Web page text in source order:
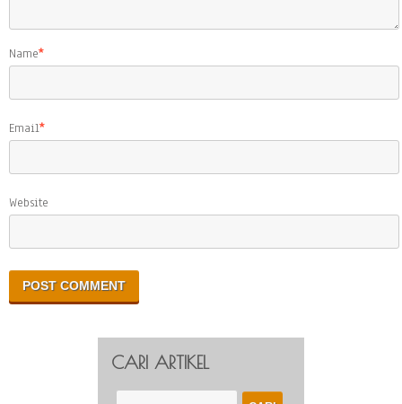
Name*
Email*
Website
CARI ARTIKEL